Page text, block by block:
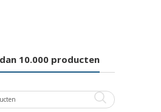
10.000 producten